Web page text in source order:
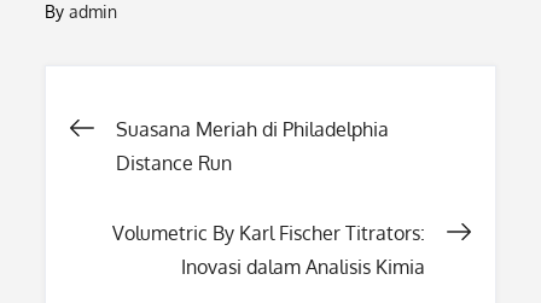
Byadmin
Post
Suasana Meriah di Philadelphia
Distance Run
Volumetric By Karl Fischer Titrators:
Inovasi dalam Analisis Kimia